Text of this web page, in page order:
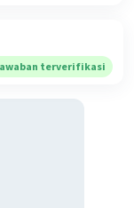
terverifikasi